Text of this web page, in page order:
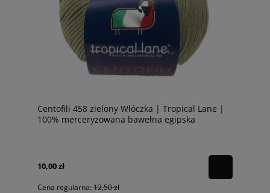
Centofili 458 zielony Włóczka | Tropical Lane |
100% merceryzowana bawełna egipska
10,00 zł
Cena regularna: 12,50 zł